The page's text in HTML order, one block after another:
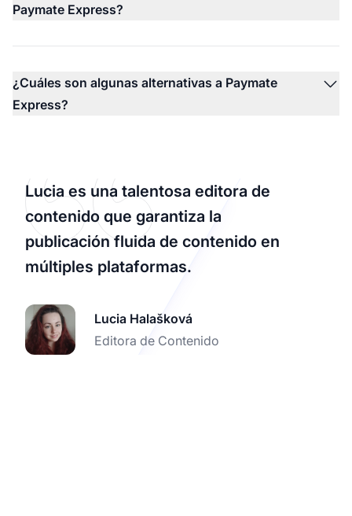
Paymate Express?
¿Cuáles son algunas alternativas a Paymate
Express?
Lucia es una talentosa editora de
contenido que garantiza la
publicación fluida de contenido en
múltiples plataformas.
Lucia Halašková
Editora de Contenido